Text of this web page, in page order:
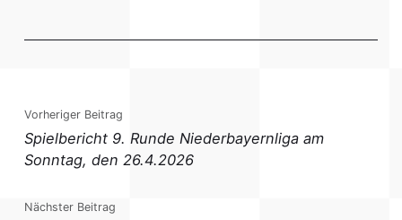
Vorheriger Beitrag
Spielbericht 9. Runde Niederbayernliga am
Sonntag, den 26.4.2026
Nächster Beitrag